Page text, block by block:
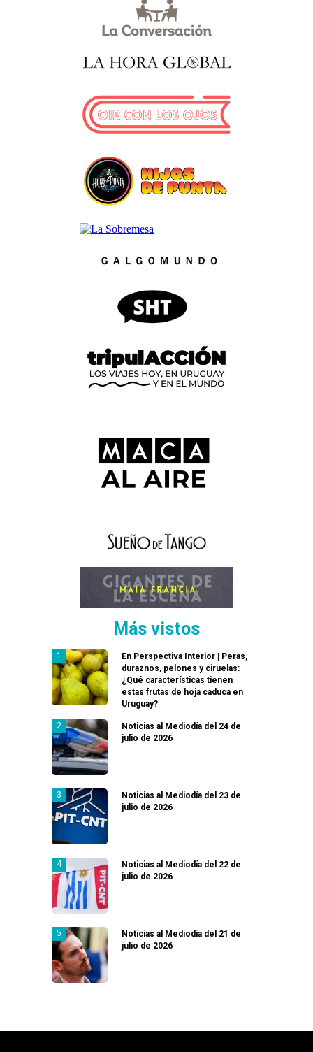
Más vistos
En Perspectiva Interior | Peras,
duraznos, pelones y ciruelas:
¿Qué características tienen
estas frutas de hoja caduca en
Uruguay?
Noticias al Mediodía del 24 de
julio de 2026
Noticias al Mediodía del 23 de
julio de 2026
Noticias al Mediodía del 22 de
julio de 2026
Noticias al Mediodía del 21 de
julio de 2026